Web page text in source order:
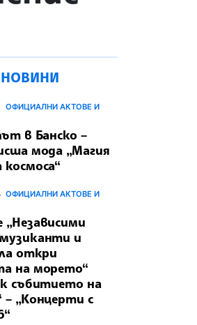
ОФИЦИАЛНИ АКТОВЕ И
в Банско –
мода „Магия
ОФИЦИАЛНИ АКТОВЕ И
„Независими
и
откри
на морето“
събитието на
– „Концерти с